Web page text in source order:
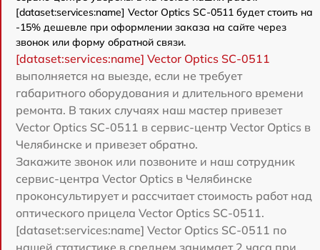
[dataset:services:name] Vector Optics SC-0511 будет стоить на
-15% дешевле при оформлении заказа на сайте через
звонок или форму обратной связи.
[dataset:services:name] Vector Optics SC-0511
выполняется на выезде, если не требует
габаритного оборудования и длительного времени
ремонта. В таких случаях наш мастер привезет
Vector Optics SC-0511 в сервис-центр Vector Optics в
Челябинске и привезет обратно.
Закажите звонок или позвоните и наш сотрудник
сервис-центра Vector Optics в Челябинске
проконсультирует и рассчитает стоимость работ над
оптического прицела Vector Optics SC-0511.
[dataset:services:name] Vector Optics SC-0511 по
нашей статистике в среднем занимает 2 часа при